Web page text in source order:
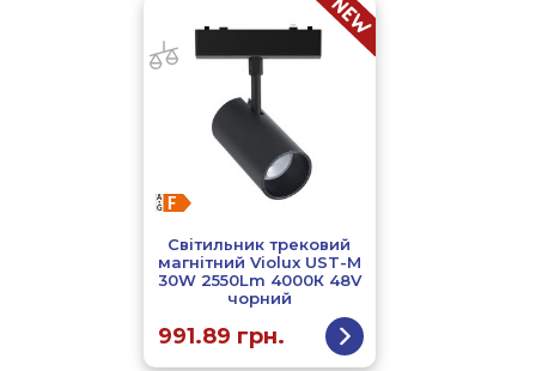
Світильник трековий
магнітний Violux UST-M
30W 2550Lm 4000К 48V
чорний
991.89 грн.